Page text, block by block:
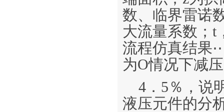
数、临界雷诺
大流量系数；t
流程仿真结果
为O情况下减
4．5％，说
液压元件的分